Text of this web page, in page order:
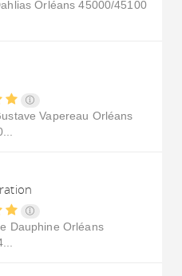
Orléans 45000/45100
Vapereau Orléans
Dauphine Orléans